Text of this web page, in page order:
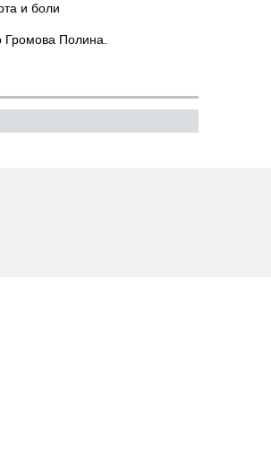
и боли
Громова Полина.